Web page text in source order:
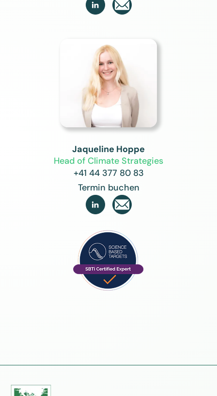

Jaqueline Hoppe
Head of Climate Strategies
+41 44 377 80 83
Termin buchen
